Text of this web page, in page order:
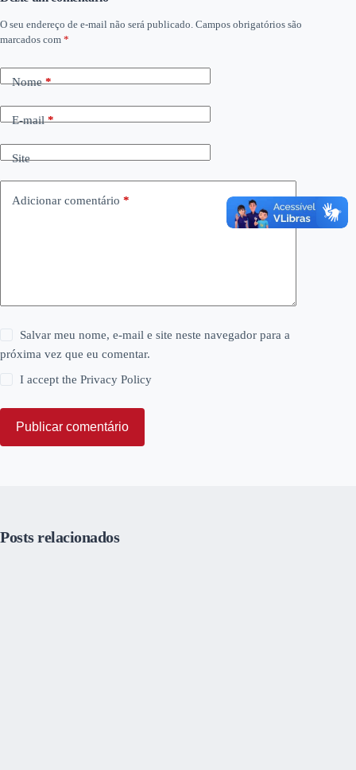
O seu endereço de e-mail não será publicado. Campos obrigatórios são
marcados com *
Nome*
E-mail*
Site
Adicionar comentário *
Salvar meu nome, e-mail e site neste navegador para a
próxima vez que eu comentar.
I accept thePrivacy Policy
Publicar comentário
Posts relacionados